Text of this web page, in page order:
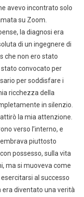
avevo incontrato solo
su Zoom.
la diagnosi era
di un ingegnere di
che non ero stato
stato convocato per
per soddisfare i
ricchezza della
in silenzio.
la mia attenzione.
verso l’interno, e
piuttosto
possesso, sulla vita
ma si muoveva come
al successo
era diventato una verità